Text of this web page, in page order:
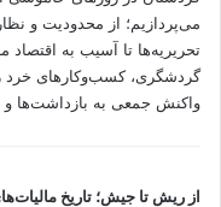
می‌پردازیم؛ از محدودیت و
تحریریه‌ها تا آسیب به اقتصاد
گردشگری، کسب‌وکارهای خرد
واکنش جمعی به بازداشت‌ها و
از ریش تا جیش؛ تاریخ